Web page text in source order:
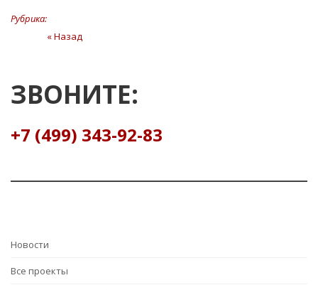
Рубрика:
Навигация
записям
« Назад
ЗВОНИТЕ:
+7 (499) 343-92-83
Hовости
Все проекты